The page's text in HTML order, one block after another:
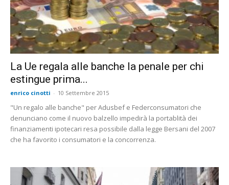
La Ue regala alle banche la penale per chi
estingue prima...
enrico cinotti - 10 Settembre 2015
"Un regalo alle banche" per Adusbef e Federconsumatori che
denunciano come il nuovo balzello impedirà la portablità dei
finanziamenti ipotecari resa possibile dalla legge Bersani del 2007
che ha favorito i consumatori e la concorrenza.